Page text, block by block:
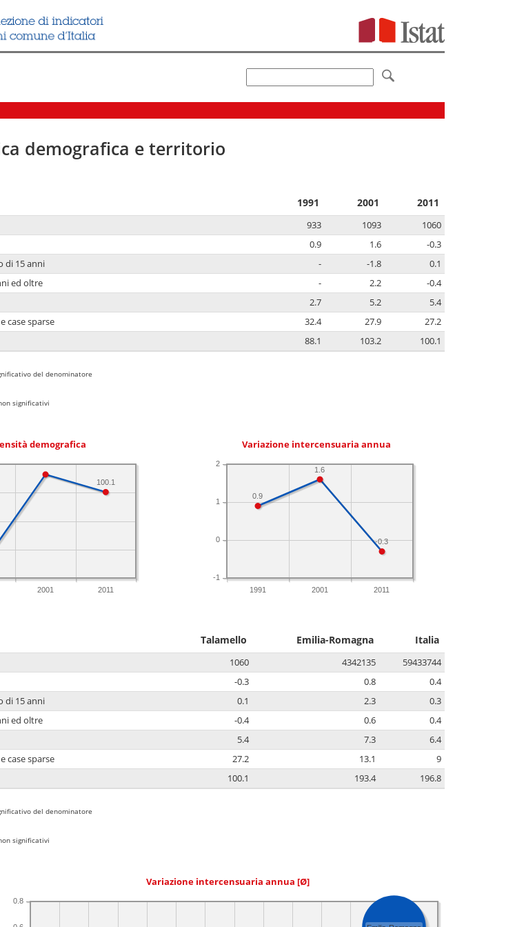
demografica e territorio
1991 2001 2011
933 1093
1060
0.9 1.6
-0.3
di 15 anni
- -1.8
0.1
ed oltre
- 2.2
-0.4
2.7 5.2
5.4
case sparse
32.4 27.9
27.2
88.1 103.2 100.1
del denominatore
significativi
demografica
2001 2011
100.1
Variazione intercensuaria annua
1991 2001 2011
-1
0
1
2
-0.3
1.6
0.9
Talamello Emilia-Romagna Italia
1060 4342135
59433744
-0.3 0.8
0.4
di 15 anni
0.1 2.3
0.3
ed oltre
-0.4 0.6
0.4
5.4 7.3
6.4
case sparse
27.2 13.1
9
100.1 193.4 196.8
del denominatore
significativi
Variazione intercensuaria annua [Ø]
0.8